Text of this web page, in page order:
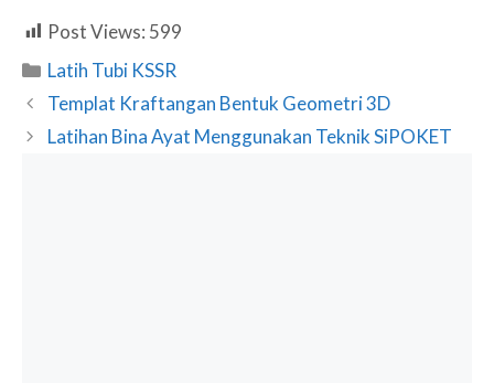
Post Views: 599
Categories
Latih Tubi KSSR
Templat Kraftangan Bentuk Geometri 3D
Latihan Bina Ayat Menggunakan Teknik SiPOKET